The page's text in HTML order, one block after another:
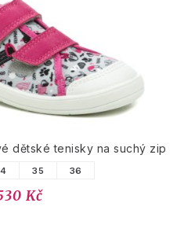
dětské tenisky na suchý zip
35 36
Kč